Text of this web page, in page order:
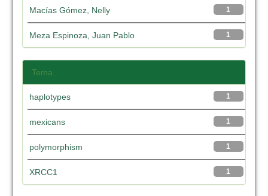
1
Macías Gómez, Nelly
1
Meza Espinoza, Juan Pablo
Tema
1
haplotypes
1
mexicans
1
polymorphism
1
XRCC1